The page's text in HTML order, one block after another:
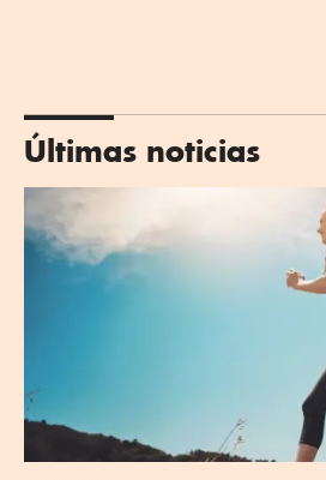
Últimas noticias